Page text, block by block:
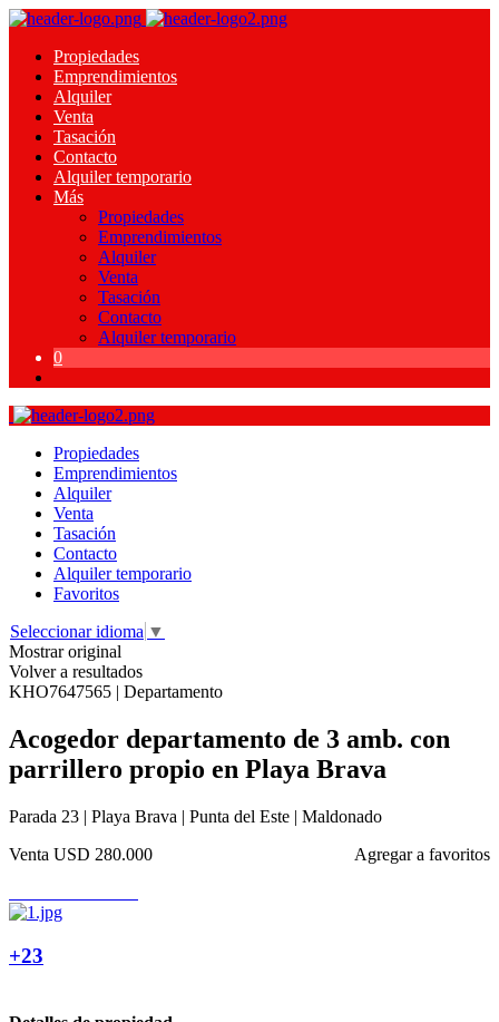
Propiedades
Emprendimientos
Alquiler
Venta
Tasación
Contacto
Alquiler temporario
Más
Propiedades
Emprendimientos
Alquiler
Venta
Tasación
Contacto
Alquiler temporario
0
Propiedades
Emprendimientos
Alquiler
Venta
Tasación
Contacto
Alquiler temporario
Favoritos
Seleccionar idioma ▼
Mostrar original
Volver a resultados
KHO7647565 | Departamento
Acogedor departamento de 3 amb. con
parrillero propio en Playa Brava
Parada 23 | Playa Brava | Punta del Este | Maldonado
Agregar a favoritos
Venta USD 280.000
+23